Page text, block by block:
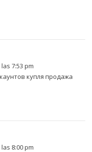
7:53 pm
купля продажа
8:00 pm